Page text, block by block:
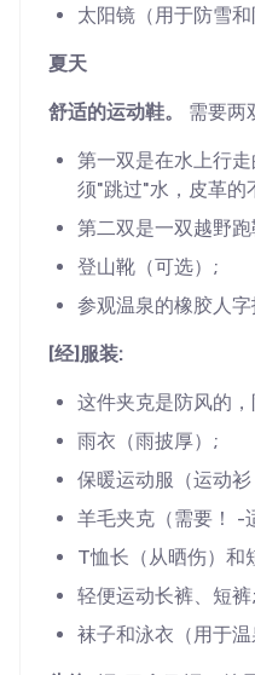
太阳镜（用于防雪
夏天
舒适的运动鞋。 需要两
第一双是在水上行
须"跳过"水，皮革的
第二双是一双越野
登山靴（可选）;
参观温泉的橡胶人字
[经]服装:
这件夹克是防风的
雨衣（雨披厚）;
保暖运动服（运动
羊毛夹克（需要！ -
T恤长（从晒伤）和
轻便运动长裤、短裤;
袜子和泳衣（用于温